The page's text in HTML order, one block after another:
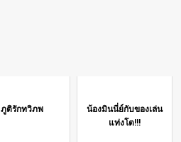
ภูติรักทวิภพ
น้องมินนี่ย์กับของเล่น
แท่งโต!!!